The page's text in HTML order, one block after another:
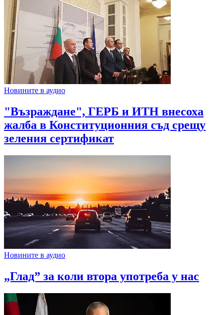
Новините в аудио
"Възраждане", ГЕРБ и ИТН внесоха
жалба в Конституционния съд срещу
зеления сертификат
Новините в аудио
„Глад” за коли втора употреба у нас